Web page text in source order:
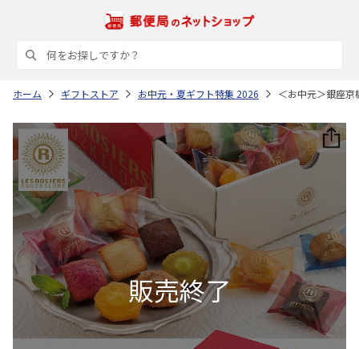
ホーム ギフトストア お中元・夏ギフト特集 2026 ＜お中元＞銀座